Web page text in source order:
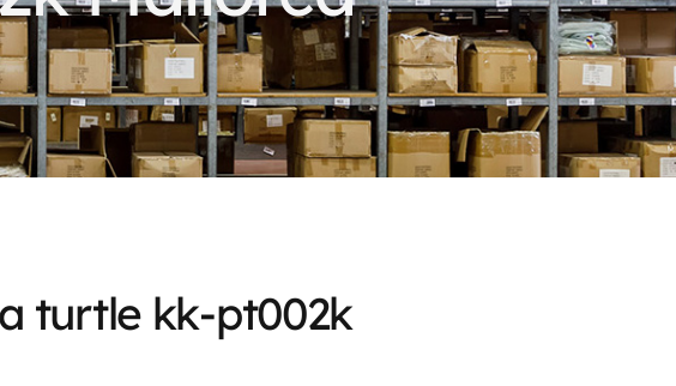
turtle kk-pt002k